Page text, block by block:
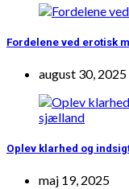
Fordelene ved erotisk
august 30, 2025
Oplev klarhed og
maj 19, 2025